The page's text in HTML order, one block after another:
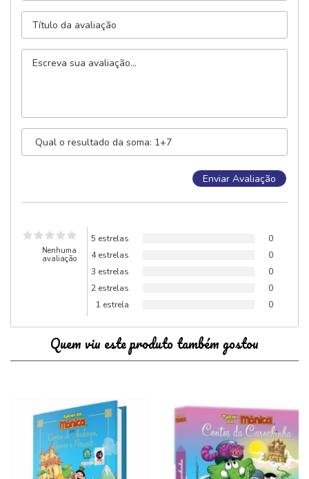
Nenhuma
avaliação
5 estrelas
0
4 estrelas
0
3 estrelas
0
2 estrelas
0
1 estrela
0
Quem viu este produto também gostou